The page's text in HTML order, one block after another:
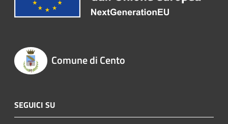
Comune di Cento
SEGUICI SU